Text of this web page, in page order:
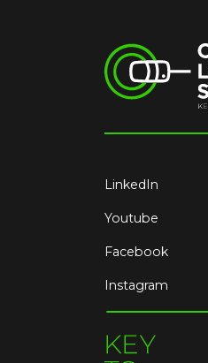
LinkedIn
Youtube
Facebook
Instagram